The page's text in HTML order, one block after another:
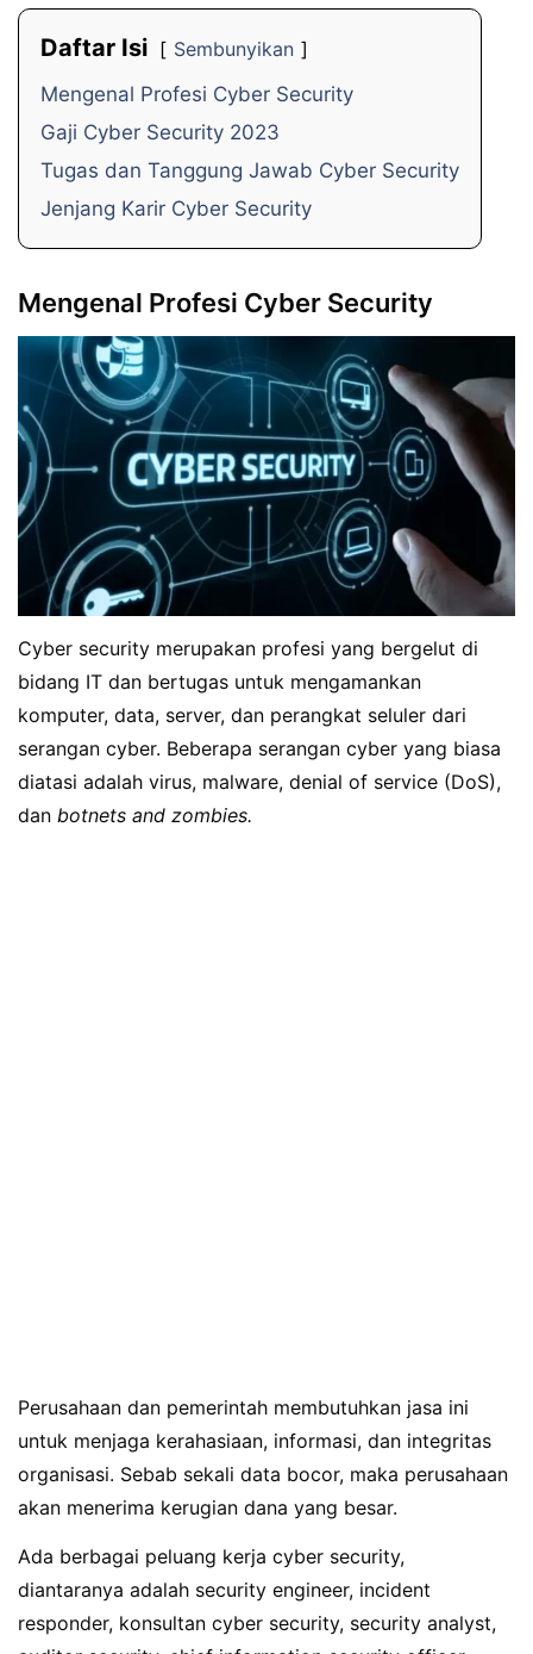
Daftar Isi
Sembunyikan
Mengenal Profesi Cyber Security
Gaji Cyber Security 2023
Tugas dan Tanggung Jawab Cyber Security
Jenjang Karir Cyber Security
Mengenal Profesi Cyber Security
Cyber security merupakan profesi yang bergelut di
bidang IT dan bertugas untuk mengamankan
komputer, data, server, dan perangkat seluler dari
serangan cyber. Beberapa serangan cyber yang biasa
diatasi adalah virus, malware, denial of service (DoS),
dan botnets and zombies.
Perusahaan dan pemerintah membutuhkan jasa ini
untuk menjaga kerahasiaan, informasi, dan integritas
organisasi. Sebab sekali data bocor, maka perusahaan
akan menerima kerugian dana yang besar.
Ada berbagai peluang kerja cyber security,
diantaranya adalah security engineer, incident
responder, konsultan cyber security, security analyst,